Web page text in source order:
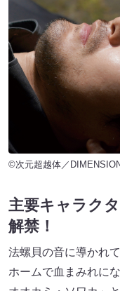
©次元超越体／
主要キャラク
解禁！
法螺貝の音に導かれ
ホームで血まみれに